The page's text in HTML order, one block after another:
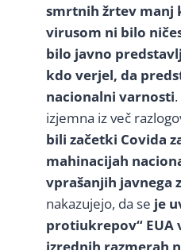
smrtnih žrtev manj
virusom ni bilo
bilo javno
kdo verjel, da
nacionalni varnosti
izjemna iz več
bili začetki Covida
mahinacijah
vprašanjih javnega
nakazujejo, da se je
protiukrepov“ EUA
izrednih razmerah